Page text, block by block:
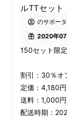
テ
ルTTセット
のサポー
2020年07
150セット限
割引：30％オ
定価：4,180
送料：1,000円
配送時期：